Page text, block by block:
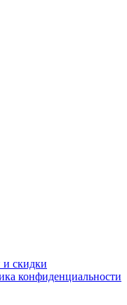
скидки
конфиденциальности